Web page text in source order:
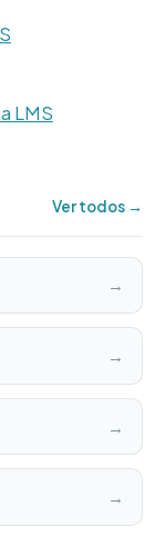
LMS
Ver todos →
→
→
→
→